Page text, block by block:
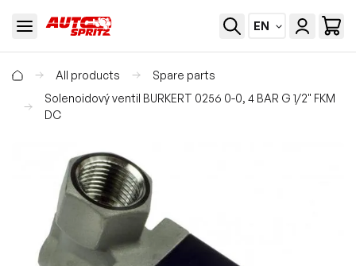
EN
All products
Spare parts
Solenoidový ventil BURKERT 0256 0-0, 4 BAR G 1/2" FKM
DC